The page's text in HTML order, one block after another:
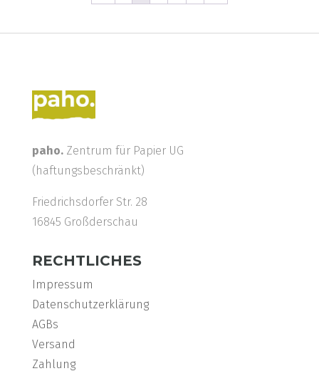
paho.Zentrum für Papier UG
(haftungsbeschränkt)
Friedrichsdorfer Str. 28
16845 Großderschau
RECHTLICHES
Impressum
Datenschutzerklärung
AGBs
Versand
Zahlung